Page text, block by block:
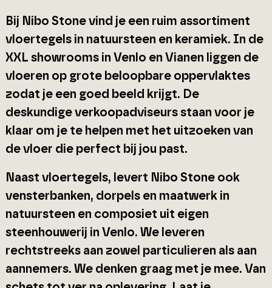
Bij Nibo Stone vind je een ruim assortiment
vloertegels in natuursteen en keramiek. In de
XXL showrooms in Venlo en Vianen liggen de
vloeren op grote beloopbare oppervlaktes
zodat je een goed beeld krijgt. De
deskundige verkoopadviseurs staan voor je
klaar om je te helpen met het uitzoeken van
de vloer die perfect bij jou past.
Naast vloertegels, levert Nibo Stone ook
vensterbanken, dorpels en maatwerk in
natuursteen en composiet uit eigen
steenhouwerij in Venlo. We leveren
rechtstreeks aan zowel particulieren als aan
aannemers. We denken graag met je mee. Van